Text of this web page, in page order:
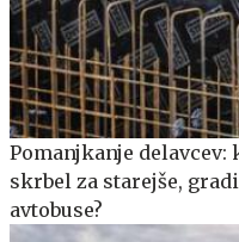
Pomanjkanje delavcev:
skrbel za starejše,
avtobuse?